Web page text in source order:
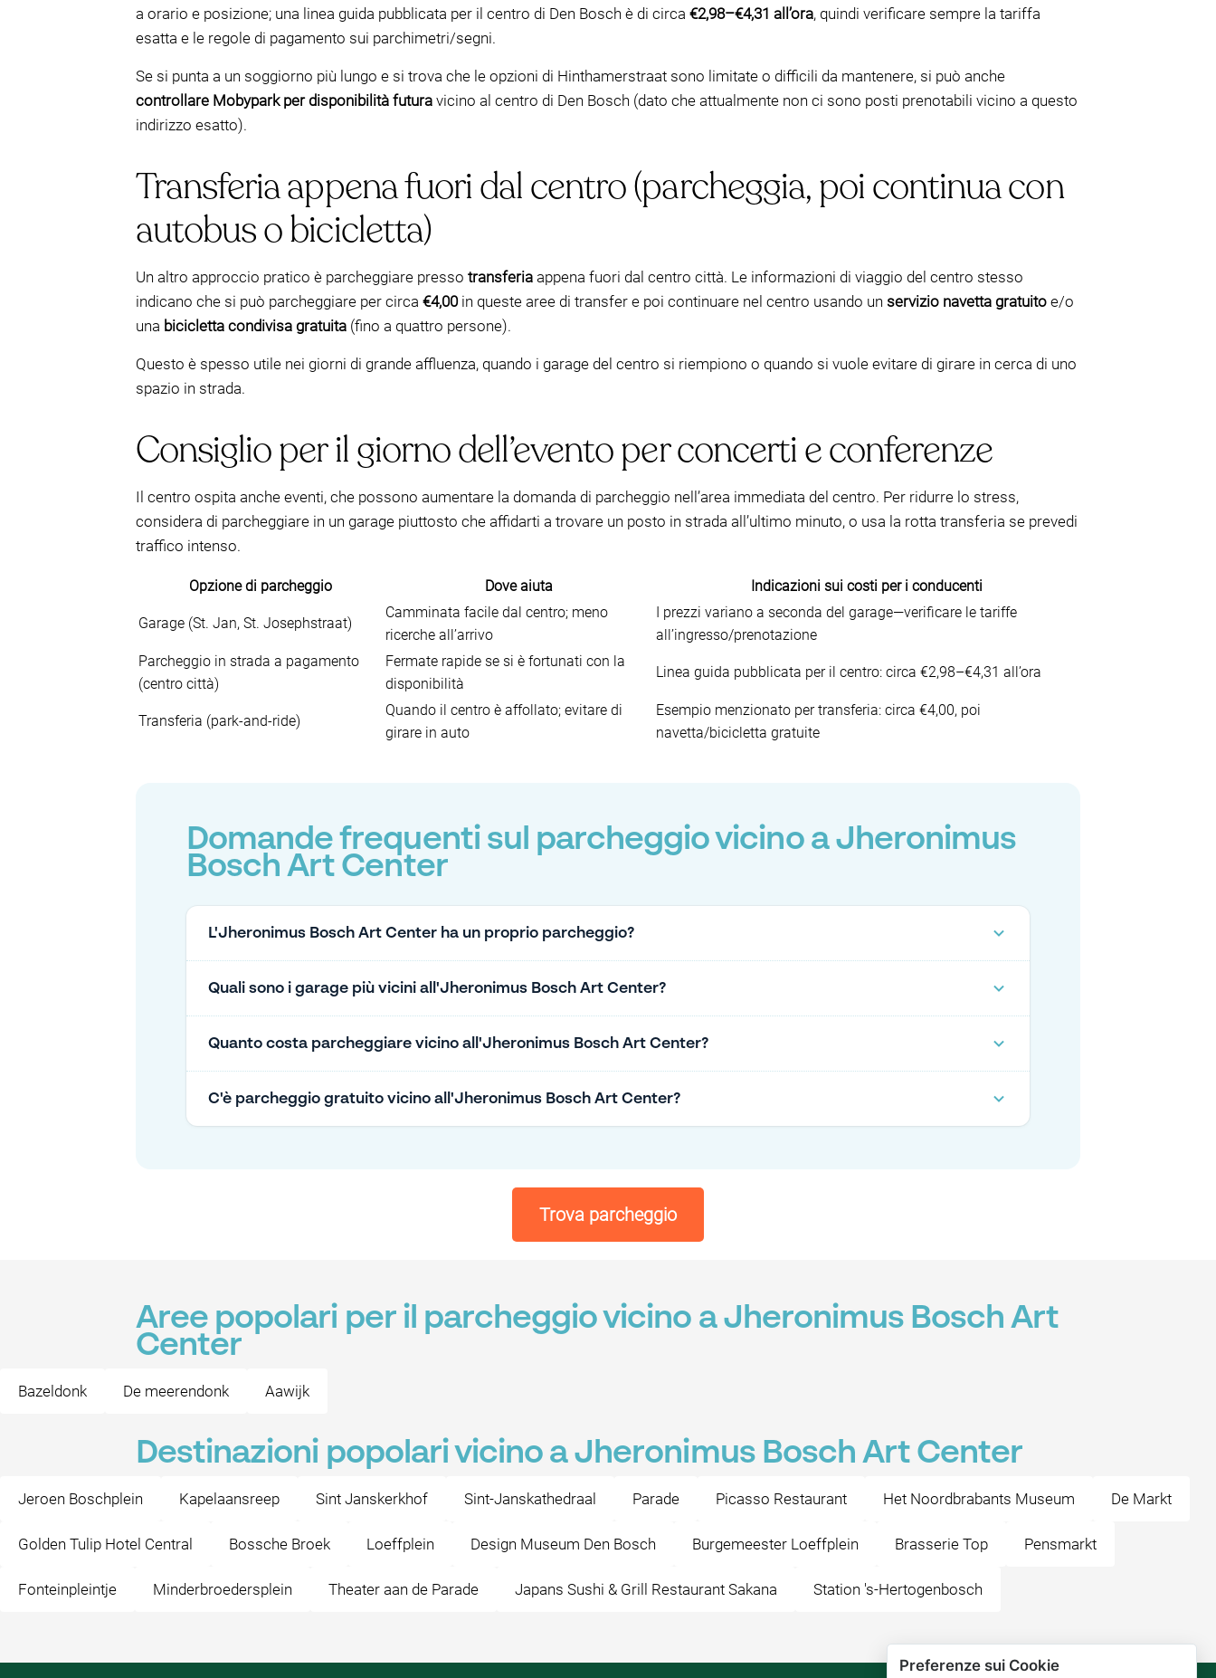
a orario e posizione; una linea guida pubblicata per il centro di Den Bosch è di circa €2,98–€4,31 all’ora, quindi verificare sempre la tariffa
esatta e le regole di pagamento sui parchimetri/segni.
Se si punta a un soggiorno più lungo e si trova che le opzioni di Hinthamerstraat sono limitate o difficili da mantenere, si può anche
controllare Mobypark per disponibilità futura vicino al centro di Den Bosch (dato che attualmente non ci sono posti prenotabili vicino a questo
indirizzo esatto).
Transferia appena fuori dal centro (parcheggia, poi continua con
autobus o bicicletta)
Un altro approccio pratico è parcheggiare presso transferia appena fuori dal centro città. Le informazioni di viaggio del centro stesso
indicano che si può parcheggiare per circa €4,00in queste aree di transfer e poi continuare nel centro usando un servizio navetta gratuito e/o
una bicicletta condivisa gratuita (fino a quattro persone).
Questo è spesso utile nei giorni di grande affluenza, quando i garage del centro si riempiono o quando si vuole evitare di girare in cerca di uno
spazio in strada.
Consiglio per il giorno dell’evento per concerti e conferenze
Il centro ospita anche eventi, che possono aumentare la domanda di parcheggio nell’area immediata del centro. Per ridurre lo stress,
considera di parcheggiare in un garage piuttosto che affidarti a trovare un posto in strada all’ultimo minuto, o usa la rotta transferia se prevedi
traffico intenso.
Opzione di parcheggio Dove aiuta Indicazioni sui costi per i conducenti
Garage (St. Jan, St. Josephstraat)
Camminata facile dal centro; meno
ricerche all’arrivo
I prezzi variano a seconda del garage—verificare le tariffe
all’ingresso/prenotazione
Parcheggio in strada a pagamento
(centro città)
Fermate rapide se si è fortunati con la
disponibilità
Linea guida pubblicata per il centro: circa €2,98–€4,31 all’ora
Transferia (park-and-ride)
Quando il centro è affollato; evitare di
girare in auto
Esempio menzionato per transferia: circa €4,00, poi
navetta/bicicletta gratuite
Domande frequenti sul parcheggio vicino a Jheronimus
Bosch Art Center
L'Jheronimus Bosch Art Center ha un proprio parcheggio?
Quali sono i garage più vicini all'Jheronimus Bosch Art Center?
Quanto costa parcheggiare vicino all'Jheronimus Bosch Art Center?
C'è parcheggio gratuito vicino all'Jheronimus Bosch Art Center?
Trova parcheggio
Aree popolari per il parcheggio vicino a Jheronimus Bosch Art
Center
Bazeldonk De meerendonk Aawijk
Destinazioni popolari vicino a Jheronimus Bosch Art Center
Jeroen Boschplein Kapelaansreep Sint Janskerkhof Sint-Janskathedraal Parade Picasso Restaurant Het Noordbrabants Museum De Markt
Golden Tulip Hotel Central Bossche Broek Loeffplein Design Museum Den Bosch Burgemeester Loeffplein Brasserie Top Pensmarkt
Fonteinpleintje Minderbroedersplein Theater aan de Parade Japans Sushi & Grill Restaurant Sakana Station 's-Hertogenbosch
Preferenze sui Cookie